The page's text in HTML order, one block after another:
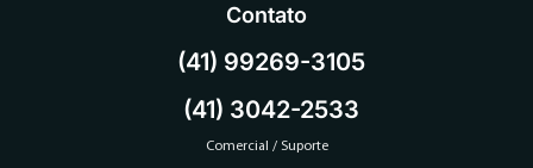
Contato
(41) 99269-3105
(41) 3042-2533
Comercial / Suporte